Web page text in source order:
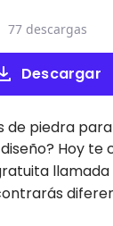
Descargar
77 descargas
de piedra
Hoy te
llamada